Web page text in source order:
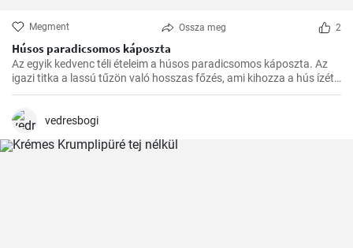
Megment Ossza meg 2
Húsos paradicsomos káposzta
Az egyik kedvenc téli ételeim a húsos paradicsomos káposzta. Az
igazi titka a lassú tűzön való hosszas főzés, ami kihozza a hús ízét,
és egységgé kovácsolja a zöldségek és a paradicsom ízét.
finomabb lesz, ezért a hétvégi ebédekre szoktam időzíteni.
vedresbogi